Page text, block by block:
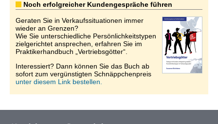
Noch erfolgreicher Kundengespräche führen
Geraten Sie in Verkaufssituationen immer
wieder an Grenzen?
Wie Sie unterschiedliche Persönlichkeitstypen
zielgerichtet ansprechen, erfahren Sie im
Praktikerhandbuch „Vertriebsgötter“.
Interessiert? Dann können Sie das Buch ab
sofort zum vergünstigten Schnäppchenpreis
unter diesem Link bestellen.